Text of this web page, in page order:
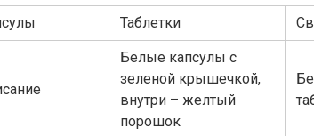
Таблетки
Белые капсулы с
зеленой крышечкой,
внутри – желтый
порошок